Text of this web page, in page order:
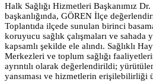
Halk Sağlığı Hizmetleri Başkanımız
başkanlığında, GÖREN İlçe
Toplantıda ilçede sunulan birinci
koruyucu sağlık çalışmaları ve
kapsamlı şekilde ele alındı. Sağlıklı
Merkezleri ve toplum sağlığı
ayrıntılı olarak değerlendirildi;
yansıması ve hizmetlerin erişilebilirliği